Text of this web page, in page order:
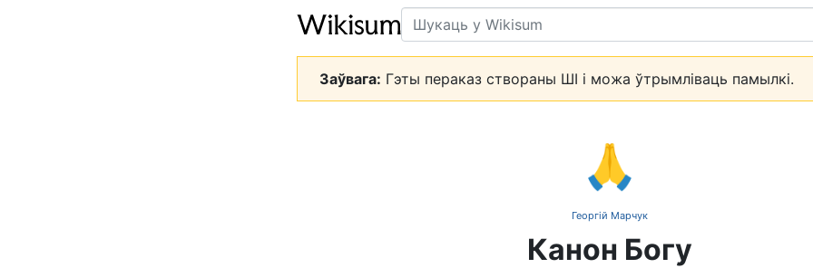
Пошук
Заўвага: Гэты пераказ створаны ШІ і можа ўтрымліваць памылкі.
🙏
Георгій Марчук
Канон Богу